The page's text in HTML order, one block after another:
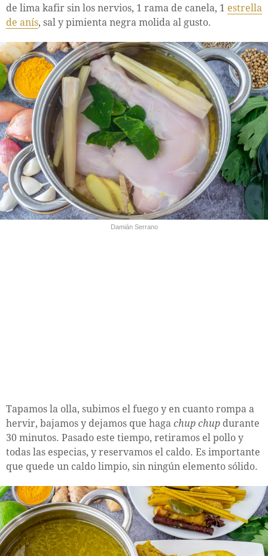
de lima kafir sin los nervios, 1 rama de canela, 1 estrella
de anís, sal y pimienta negra molida al gusto.
Damián Serrano
Tapamos la olla, subimos el fuego y en cuanto rompa a
hervir, bajamos y dejamos que haga chup chup durante
30 minutos. Pasado este tiempo, retiramos el pollo y
todas las especias, y reservamos el caldo. Es importante
que quede un caldo limpio, sin ningún elemento sólido.